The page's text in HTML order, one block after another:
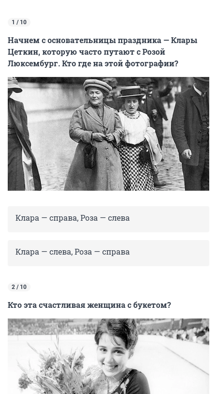
1 / 10
Начнем с основательницы праздника — Клары
Цеткин, которую часто путают с Розой
Люксембург. Кто где на этой фотографии?
Клара — справа, Роза — слева
Клара — слева, Роза — справа
2 / 10
Кто эта счастливая женщина с букетом?